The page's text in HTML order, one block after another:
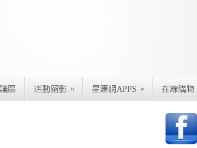
區 活動留影 » 星滙網APPS » 在線購物